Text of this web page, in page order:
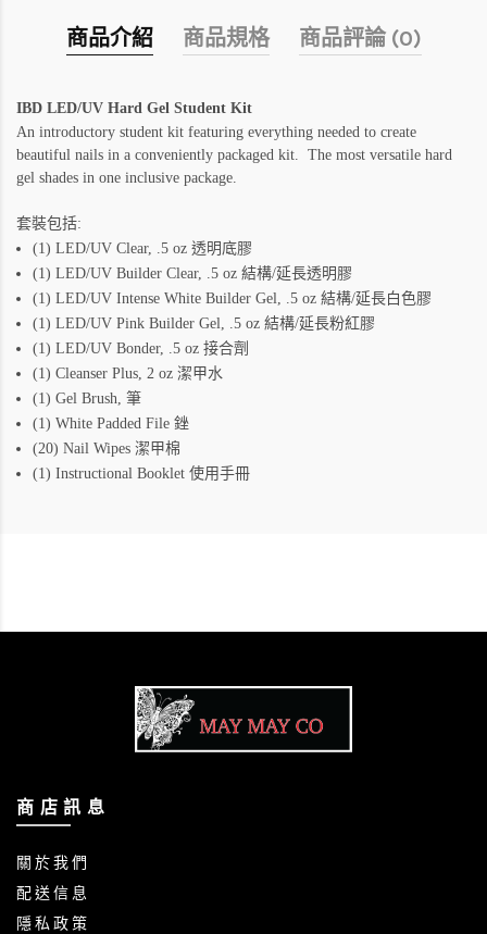
商品介紹 商品規格 商品評論 (0)
IBD LED/UV Hard Gel Student Kit
An introductory student kit featuring everything needed to create
beautiful nails in a conveniently packaged kit. The most versatile hard
gel shades in one inclusive package.
套裝包括:
(1) LED/UV Clear, .5 oz 透明底膠
(1) LED/UV Builder Clear, .5 oz 結構/延長透明 膠
(1) LED/UV Intense White Builder Gel, .5 oz 結構/延長白色膠
(1) LED/UV Pink Builder Gel, .5 oz 結構/延長粉紅 膠
(1) LED/UV Bonder, .5 oz 接合劑
(1) Cleanser Plus, 2 oz 潔甲水
(1) Gel Brush, 筆
(1) White Padded File 銼
(20) Nail Wipes 潔甲棉
(1) Instructional Booklet 使用手冊
商 店 訊 息
關 於 我 們
配 送 信 息
隱 私 政 策